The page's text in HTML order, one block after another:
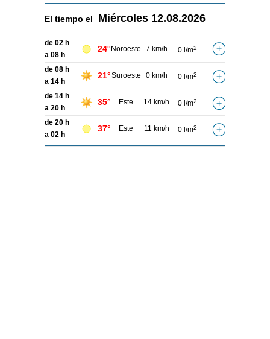
El tiempo el Miércoles 12.08.2026
de 02 h
a 08 h
24° Noroeste 7 km/h 0 l/m2
de 08 h
a 14 h
21°Suroeste 0 km/h 0 l/m2
de 14 h
a 20 h
35° Este 14 km/h 0 l/m2
de 20 h
a 02 h
37° Este 11 km/h 0 l/m2